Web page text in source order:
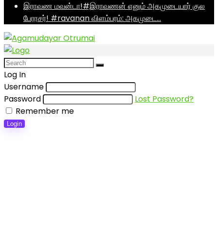
இராவண மவன்டா!#இராவணன் எனும் அகமுடையார் குல
பேரரசர்! #ravanan விளம்பரம்: அகமுடை…
Log In
Username
Password
Lost Password?
Remember me
Login